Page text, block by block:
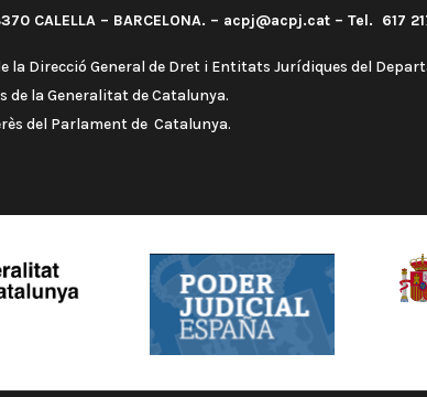
CALELLA – BARCELONA. – acpj@acpj.cat – Tel. 617
la Direcció General de Dret i Entitats Jurídiques del
de la Generalitat de Catalunya.
del Parlament de Catalunya.